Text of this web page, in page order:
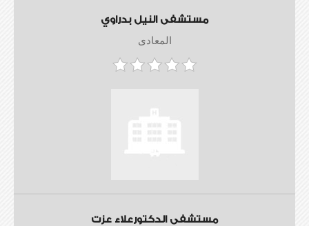
مستشفى النيل بدراوي
المعادى
مستشفى الدكتورعلاء عزت